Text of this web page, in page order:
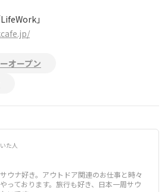
」
オープン
た人
ウナ好き。アウトドア関連のお仕事と時々
っております。旅行も好き、日本一周サウ